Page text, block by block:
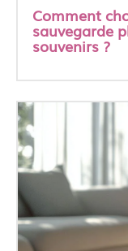
Comment
sauvegarde
souvenirs ?